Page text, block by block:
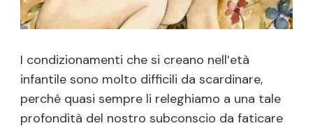
I condizionamenti che si creano nell’età
infantile sono molto difficili da scardinare,
perché quasi sempre li releghiamo a una tale
profondità del nostro subconscio da faticare